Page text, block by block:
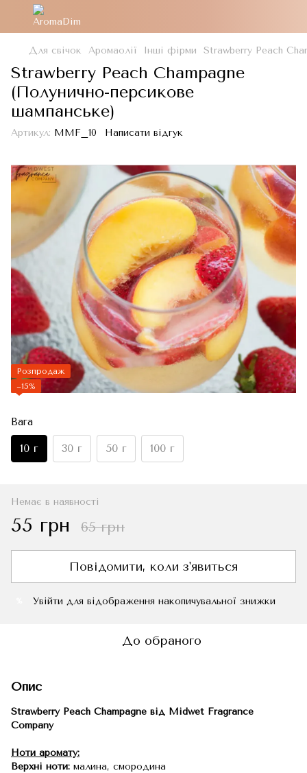
Для свічок Аромаолії Інші фірми Strawberry Peach
Strawberry Peach Champagne
(Полунично-персикове
шампанське)
Артикул: MMF_10 Написати відгук
Розпродаж
−15%
Вага
10 г 30 г 50 г 100 г
Немає в наявності
55 грн 65 грн
Повідомити, коли з'явиться
Увійти для відображення накопичувальної знижки
До обраного
Опис
Strawberry Peach Champagne від Midwet Fragrance
Company
Ноти аромату:
Верхні ноти: малина, смородина